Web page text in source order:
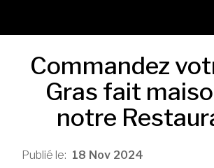
Commandez
Gras fait
notre
Nov
18 2024